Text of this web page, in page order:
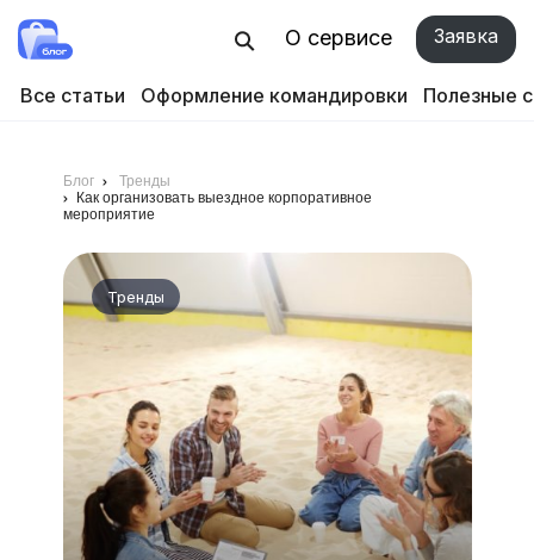
О сервисе Заявка
Все статьи Оформление командировки Полезные
Блог
Тренды
Как организовать выездное корпоративное
мероприятие
Тренды